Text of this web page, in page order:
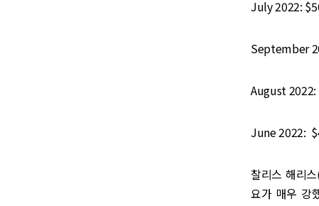
July 2022:
September
August
June 2022:
찰리스 해리
요가 매우 강